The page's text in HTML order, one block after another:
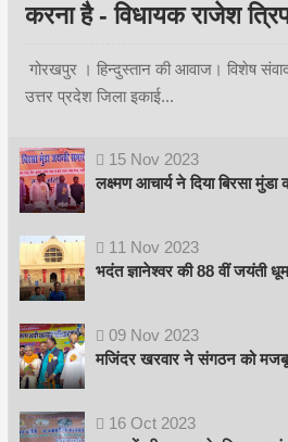
करना है - विधायक राजेश
गोरखपुर । हिन्दुस्तान की आवाज। विशेष
उत्तर प्रदेश जिला इकाई...
15 Nov 2023
लक्ष्मण आचार्य ने दिया बिरसा मुंडा
11 Nov 2023
भदंत ज्ञानेश्वर की 88 वीं जयंती
09 Nov 2023
मजिंदर खरवार ने संगठन को
16 Oct 2023